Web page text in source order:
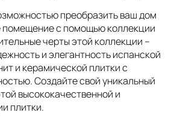
преобразить ваш дом
помещение с помощью коллекции
черты этой коллекции –
и элегантность испанской
и керамической плитки с
Создайте свой уникальный
высококачественной и
плитки.